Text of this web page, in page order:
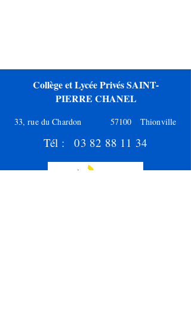
Collège et Lycée Privés SAINT-
PIERRE CHANEL
33, rue du Chardon 57100 Thionville
Tél : 03 82 88 11 34